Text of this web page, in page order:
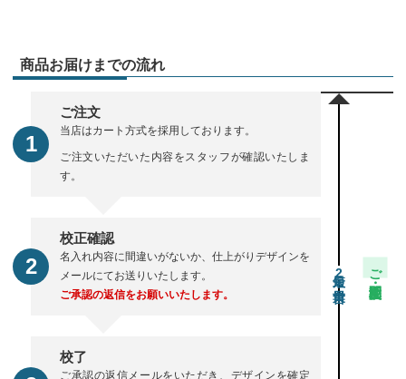
商品お届けまでの流れ
ご注文
当店はカート方式を採用しております。
ご注文いただいた内容をスタッフが確認いたしま
す。
校正確認
名入れ内容に間違いがないか、仕上がりデザインを
メールにてお送りいたします。
ご承認の返信をお願いいたします。
校了
ご承認の返信メールをいただき、デザインを確定
2 ご注文・校正期間